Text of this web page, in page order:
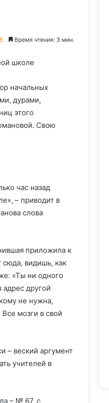
Время чтения: 3 мин.
школе
начальных
дурами,
этого
Свою
час назад
– приводит в
слова
приложила к
видишь, как
«Ты ни одного
другой
не нужна,
мозги в свой
– веский аргумент
учителей в
– № 67, с